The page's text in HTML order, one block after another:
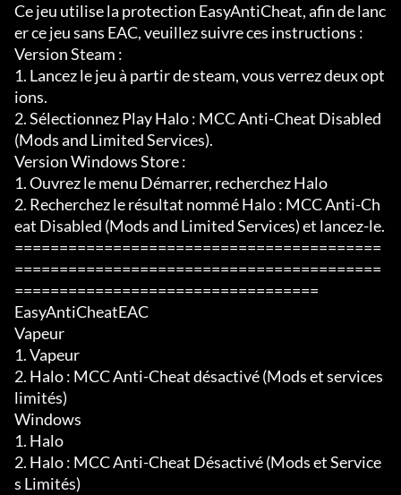
Ce jeu utilise la protection EasyAntiCheat, afin de lanc
er ce jeu sans EAC, veuillez suivre ces instructions :
Version Steam :
1. Lancez le jeu à partir de steam, vous verrez deux opt
ions.
2. Sélectionnez Play Halo : MCC Anti-Cheat Disabled
(Mods and Limited Services).
Version Windows Store :
1. Ouvrez le menu Démarrer, recherchez Halo
2. Recherchez le résultat nommé Halo : MCC Anti-Ch
eat Disabled (Mods and Limited Services) et lancez-le.
=========================================
=========================================
==================================
EasyAntiCheatEAC
Vapeur
1. Vapeur
2. Halo : MCC Anti-Cheat désactivé (Mods et services
limités)
Windows
1. Halo
2. Halo : MCC Anti-Cheat Désactivé (Mods et Service
s Limités)